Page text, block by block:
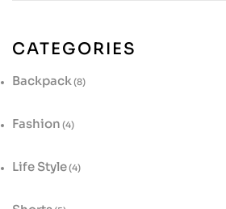
CATEGORIES
Backpack (8)
Fashion (4)
Life Style(4)